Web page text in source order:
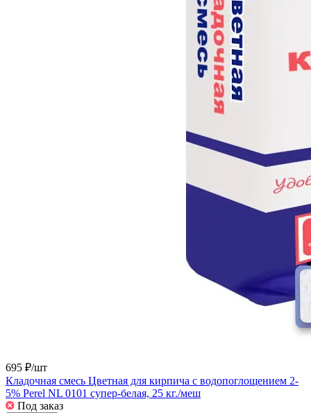
695 ₽/шт
Кладочная смесь Цветная для кирпича с водопоглощением 2-
5% Perel NL 0101 супер-белая, 25 кг./меш
Под заказ